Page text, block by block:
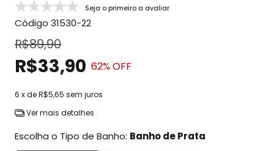
Seja o primeiro a avaliar
Código 31530-22
R$89,90
R$33,90 62% OFF
6 x deR$5,65 sem juros
Ver mais detalhes
Escolha o Tipo de Banho: Banho de Prata